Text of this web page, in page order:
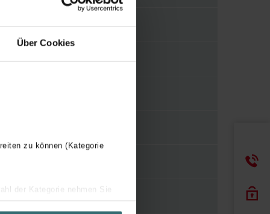
Über Cookies
zu können (Kategorie
der Kategorie nehmen Sie
2
E